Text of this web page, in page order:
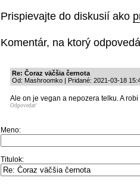
Prispievajte do diskusií ako
Komentár, na ktorý
Re: Čoraz väčšia černota
Od: Mashroomko | Pridané: 2021-03-18
Ale on je vegan a nepozera telku. A robi
Odpovedať
Meno:
Titulok: